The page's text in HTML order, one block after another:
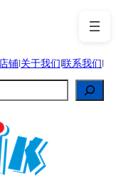
铺|关于我们|联系我们|